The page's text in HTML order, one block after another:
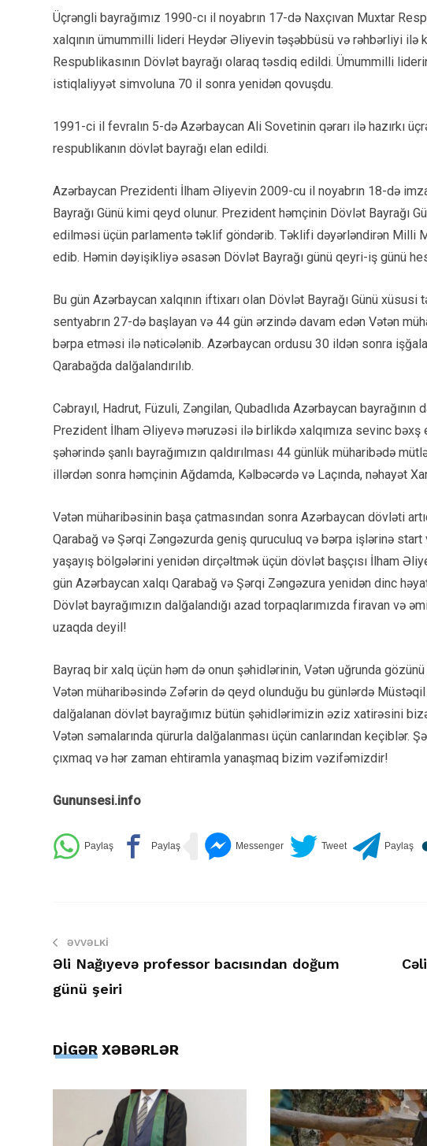
Üçrəngli bayrağımız 1990-cı il noyabrın 17-də Naxçıvan Muxtar
xalqının ümummilli lideri Heydər Əliyevin təşəbbüsü və rəhbərliyi ilə
Respublikasının Dövlət bayrağı olaraq təsdiq edildi. Ümummilli
istiqlaliyyət simvoluna 70 il sonra yenidən qovuşdu.
1991-ci il fevralın 5-də Azərbaycan Ali Sovetinin qərarı ilə hazırkı
respublikanın dövlət bayrağı elan edildi.
Azərbaycan Prezidenti İlham Əliyevin 2009-cu il noyabrın 18-də
Bayrağı Günü kimi qeyd olunur. Prezident həmçinin Dövlət Bayrağı
edilməsi üçün parlamentə təklif göndərib. Təklifi dəyərləndirən
edib. Həmin dəyişikliyə əsasən Dövlət Bayrağı günü qeyri-iş günü
Bu gün Azərbaycan xalqının iftixarı olan Dövlət Bayrağı Günü
sentyabrın 27-də başlayan və 44 gün ərzində davam edən Vətən
bərpa etməsi ilə nəticələnib. Azərbaycan ordusu 30 ildən sonra
Qarabağda dalğalandırılıb.
Cəbrayıl, Hadrut, Füzuli, Zəngilan, Qubadlıda Azərbaycan bayrağının
Prezident İlham Əliyevə məruzəsi ilə birlikdə xalqımıza sevinc bəxş
şəhərində şanlı bayrağımızın qaldırılması 44 günlük müharibədə
illərdən sonra həmçinin Ağdamda, Kəlbəcərdə və Laçında, nəhayət
Vətən müharibəsinin başa çatmasından sonra Azərbaycan dövləti
Qarabağ və Şərqi Zəngəzurda geniş quruculuq və bərpa işlərinə
yaşayış bölgələrini yenidən dirçəltmək üçün dövlət başçısı İlham
gün Azərbaycan xalqı Qarabağ və Şərqi Zəngəzura yenidən dinc
Dövlət bayrağımızın dalğalandığı azad torpaqlarımızda firavan və
uzaqda deyil!
Bayraq bir xalq üçün həm də onun şəhidlərinin, Vətən uğrunda
Vətən müharibəsində Zəfərin də qeyd olunduğu bu günlərdə
dalğalanan dövlət bayrağımız bütün şəhidlərimizin əziz xatirəsini bizə
Vətən səmalarında qürurla dalğalanması üçün canlarından keçiblər.
çıxmaq və hər zaman ehtiramla yanaşmaq bizim vəzifəmizdir!
Gununsesi.info
ƏVVƏLKI
Əli Nağıyevə professor bacısından doğum
günü şeiri
DİGƏR XƏBƏRLƏR